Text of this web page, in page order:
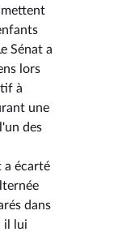
mettent
Sénat a
lors
à
une
des
a écarté
dans
il lui